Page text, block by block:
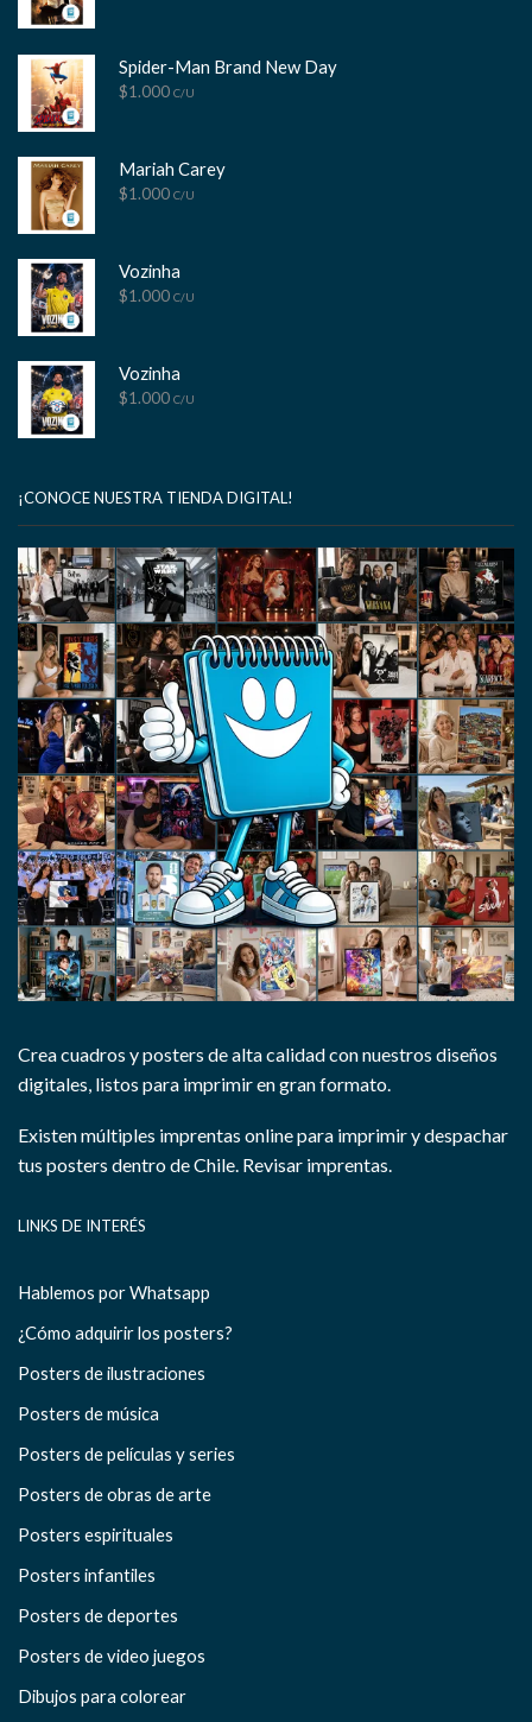
Spider-Man Brand New Day
$1.000 C/U
Mariah Carey
$1.000 C/U
Vozinha
$1.000 C/U
Vozinha
$1.000 C/U
¡CONOCE NUESTRA TIENDA DIGITAL!
Crea cuadros y posters de alta calidad con nuestros diseños
digitales, listos para imprimir en gran formato.
Existen múltiples imprentas online para imprimir y despachar
tus posters dentro de Chile. Revisar imprentas.
LINKS DE INTERÉS
Hablemos por Whatsapp
¿Cómo adquirir los posters?
Posters de ilustraciones
Posters de música
Posters de películas y series
Posters de obras de arte
Posters espirituales
Posters infantiles
Posters de deportes
Posters de video juegos
Dibujos para colorear